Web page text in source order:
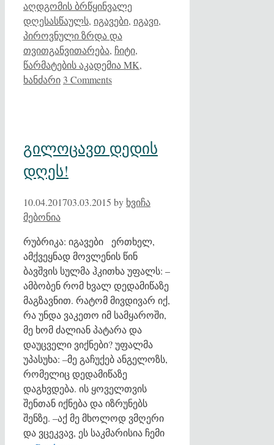
აღდგომის ბრწყინვალე
დღესასწაულს, იგავები, იგავი,
პიროვნული ზრდა და
თვითგანვითარება, ჩიტი,
წარმატების აკადემია MK,
ხანძარი 3 Comments
გილოცავთ დედის
დღეს!
10.04.201703.03.2015 by ხვიჩა
მებონია
რუბრიკა: იგავები ერთხელ,
ამქვეყნად მოვლენის წინ
ბავშვის სულმა ჰკითხა უფალს: –
ამბობენ რომ ხვალ დედამიწაზე
მაგზავნით. რატომ მივდივარ იქ,
რა უნდა ვაკეთო იმ სამყაროში,
მე ხომ ძალიან პატარა და
დაუცველი ვიქნები? უფალმა
უპასუხა: –მე გაჩუქებ ანგელოზს,
რომელიც დედამიწაზე
დაგხვდება. ის ყოველთვის
შენთან იქნება და იზრუნებს
შენზე. –აქ მე მხოლოდ ვმღერი
და ვცეკვავ, ეს საკმარისია ჩემი